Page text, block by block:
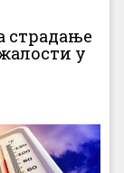
страдање
у